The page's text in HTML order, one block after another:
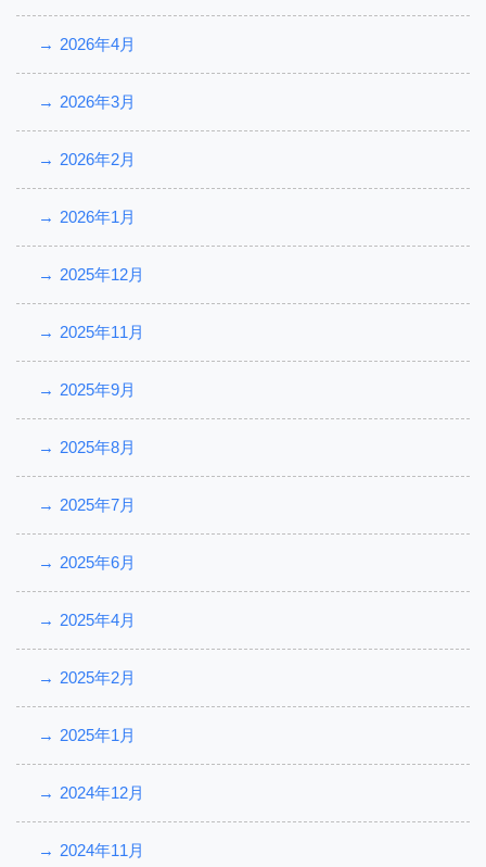
2026年4月
2026年3月
2026年2月
2026年1月
2025年12月
2025年11月
2025年9月
2025年8月
2025年7月
2025年6月
2025年4月
2025年2月
2025年1月
2024年12月
2024年11月